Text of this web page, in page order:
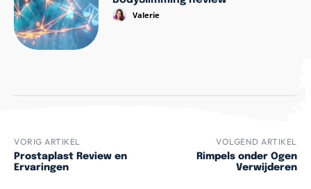
Valerie
VORIG ARTIKEL
Prostaplast Review en
Ervaringen
VOLGEND ARTIKEL
Rimpels onder Ogen
Verwijderen